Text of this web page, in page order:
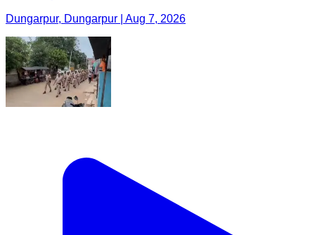
Dungarpur, Dungarpur | Aug 7, 2026